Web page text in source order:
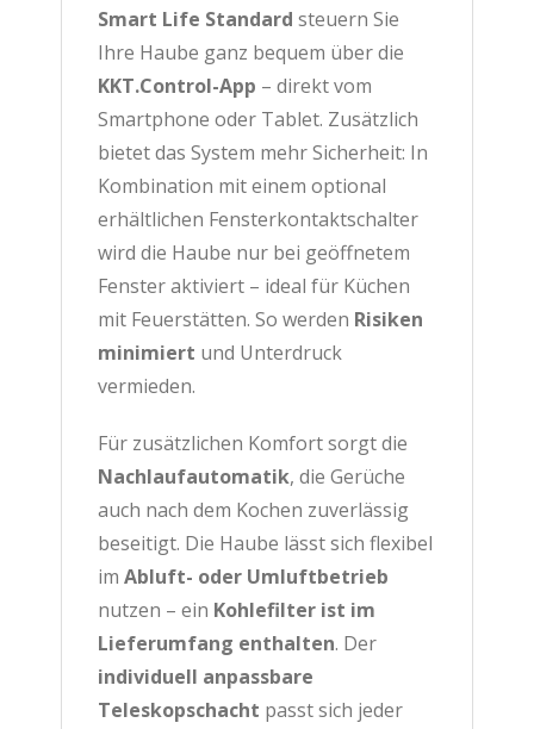
Smart Life Standard steuern Sie
Ihre Haube ganz bequem über die
KKT.Control-App – direkt vom
Smartphone oder Tablet. Zusätzlich
bietet das System mehr Sicherheit: In
Kombination mit einem optional
erhältlichen Fensterkontaktschalter
wird die Haube nur bei geöffnetem
Fenster aktiviert – ideal für Küchen
mit Feuerstätten. So werden Risiken
minimiert und Unterdruck
vermieden.
Für zusätzlichen Komfort sorgt die
Nachlaufautomatik, die Gerüche
auch nach dem Kochen zuverlässig
beseitigt. Die Haube lässt sich flexibel
im Abluft- oder Umluftbetrieb
nutzen – ein Kohlefilter ist im
Lieferumfang enthalten. Der
individuell anpassbare
Teleskopschacht passt sich jeder